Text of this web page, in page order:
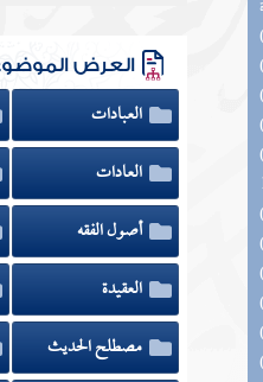
-
العرض
العبادات
العادات
أصول الفقه
العقيدة
مصطلح الحديث